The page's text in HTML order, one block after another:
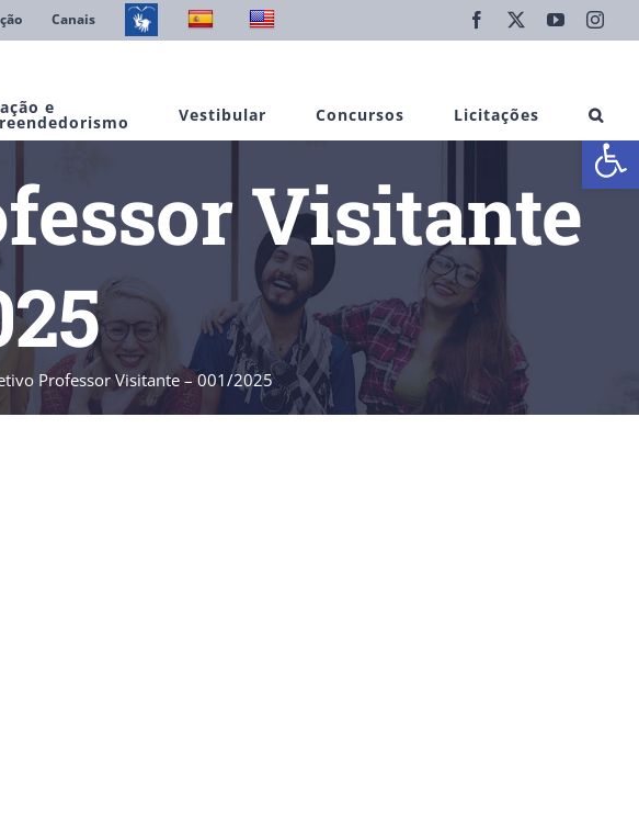
Abrir
Canais Facebook YouTube
e Vestibular Concursos Licitações
Visitante
Professor Visitante – 001/2025